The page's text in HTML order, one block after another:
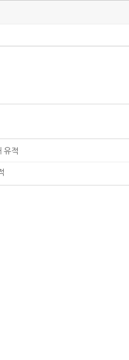
유적